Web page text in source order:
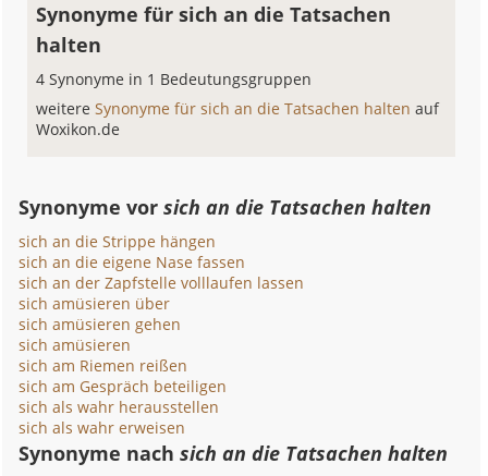
Synonyme für sich an die Tatsachen
halten
4 Synonyme in 1 Bedeutungsgruppen
weitereSynonyme für sich an die Tatsachen haltenauf
Woxikon.de
Synonyme vorsich an die Tatsachen halten
sich an die Strippe hängen
sich an die eigene Nase fassen
sich an der Zapfstelle volllaufen lassen
sich amüsieren über
sich amüsieren gehen
sich amüsieren
sich am Riemen reißen
sich am Gespräch beteiligen
sich als wahr herausstellen
sich als wahr erweisen
Synonyme nachsich an die Tatsachen halten